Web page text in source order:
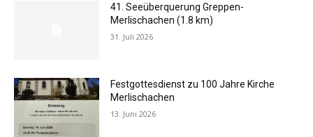
41. Seeüberquerung Greppen-
Merlischachen (1.8 km)
31. Juli 2026
Festgottesdienst zu 100 Jahre Kirche
Merlischachen
13. Juni 2026